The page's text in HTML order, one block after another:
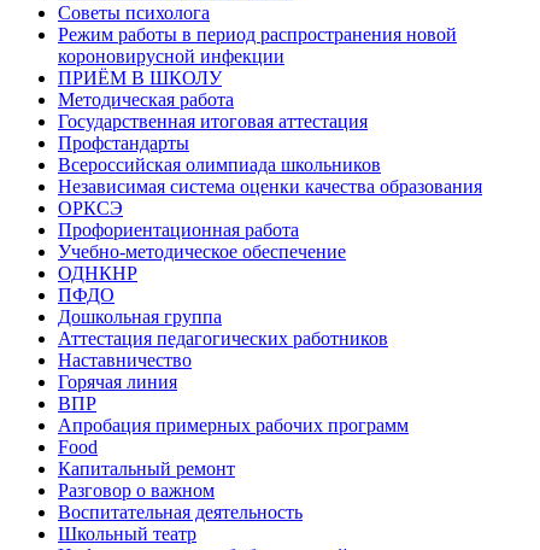
Советы психолога
Режим работы в период распространения новой
короновирусной инфекции
ПРИЁМ В ШКОЛУ
Методическая работа
Государственная итоговая аттестация
Профстандарты
Всероссийская олимпиада школьников
Независимая система оценки качества образования
ОРКСЭ
Профориентационная работа
Учебно-методическое обеспечение
ОДНКНР
ПФДО
Дошкольная группа
Аттестация педагогических работников
Наставничество
Горячая линия
ВПР
Апробация примерных рабочих программ
Food
Капитальный ремонт
Разговор о важном
Воспитательная деятельность
Школьный театр